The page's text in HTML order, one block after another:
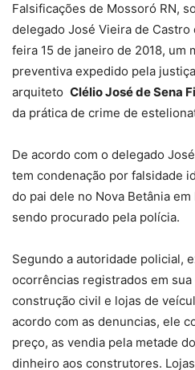
Falsificações de Mossoró RN,
delegado José Vieira de
feira 15 de janeiro de 2018, um
preventiva expedido pela
arquiteto Clélio José de Sena
da prática de crime de
De acordo com o delegado
tem condenação por falsidade
do pai dele no Nova Betânia
sendo procurado pela polícia.
Segundo a autoridade policial,
ocorrências registrados em
construção civil e lojas de
acordo com as denuncias, ele
preço, as vendia pela metade
dinheiro aos construtores.